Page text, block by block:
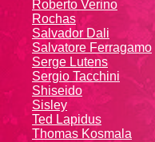
Roberto Verino
Rochas
Salvador Dali
Salvatore Ferragamo
Serge Lutens
Sergio Tacchini
Shiseido
Sisley
Ted Lapidus
Thomas Kosmala